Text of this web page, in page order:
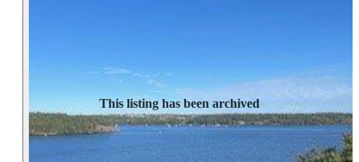
This listing has been archived